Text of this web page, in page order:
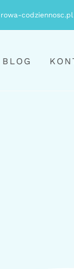
codziennosc.pl
BLOG